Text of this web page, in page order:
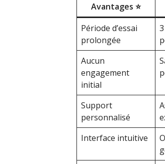
Avantages ⭐
Période d’essai
prolongée
Aucun
engagement
initial
Support
personnalisé
Interface intuitive